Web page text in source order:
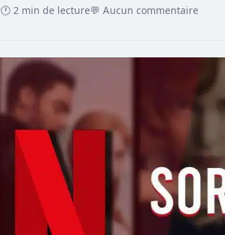
🕐 2 min de lecture💬 Aucun commentaire